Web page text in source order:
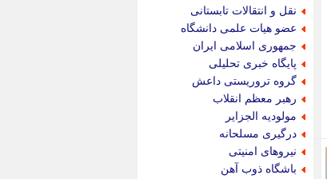
نقل و انتقالات تابستانی
عضو هیات علمی دانشگاه
جمهوری اسلامی ایران
پایگاه خبری تحلیلی
گروه تروریستی داعش
رهبر معظم انقلاب
مولودیه الجزایر
درگیری مسلحانه
نیروهای امنیتی
باشگاه ذوب آهن